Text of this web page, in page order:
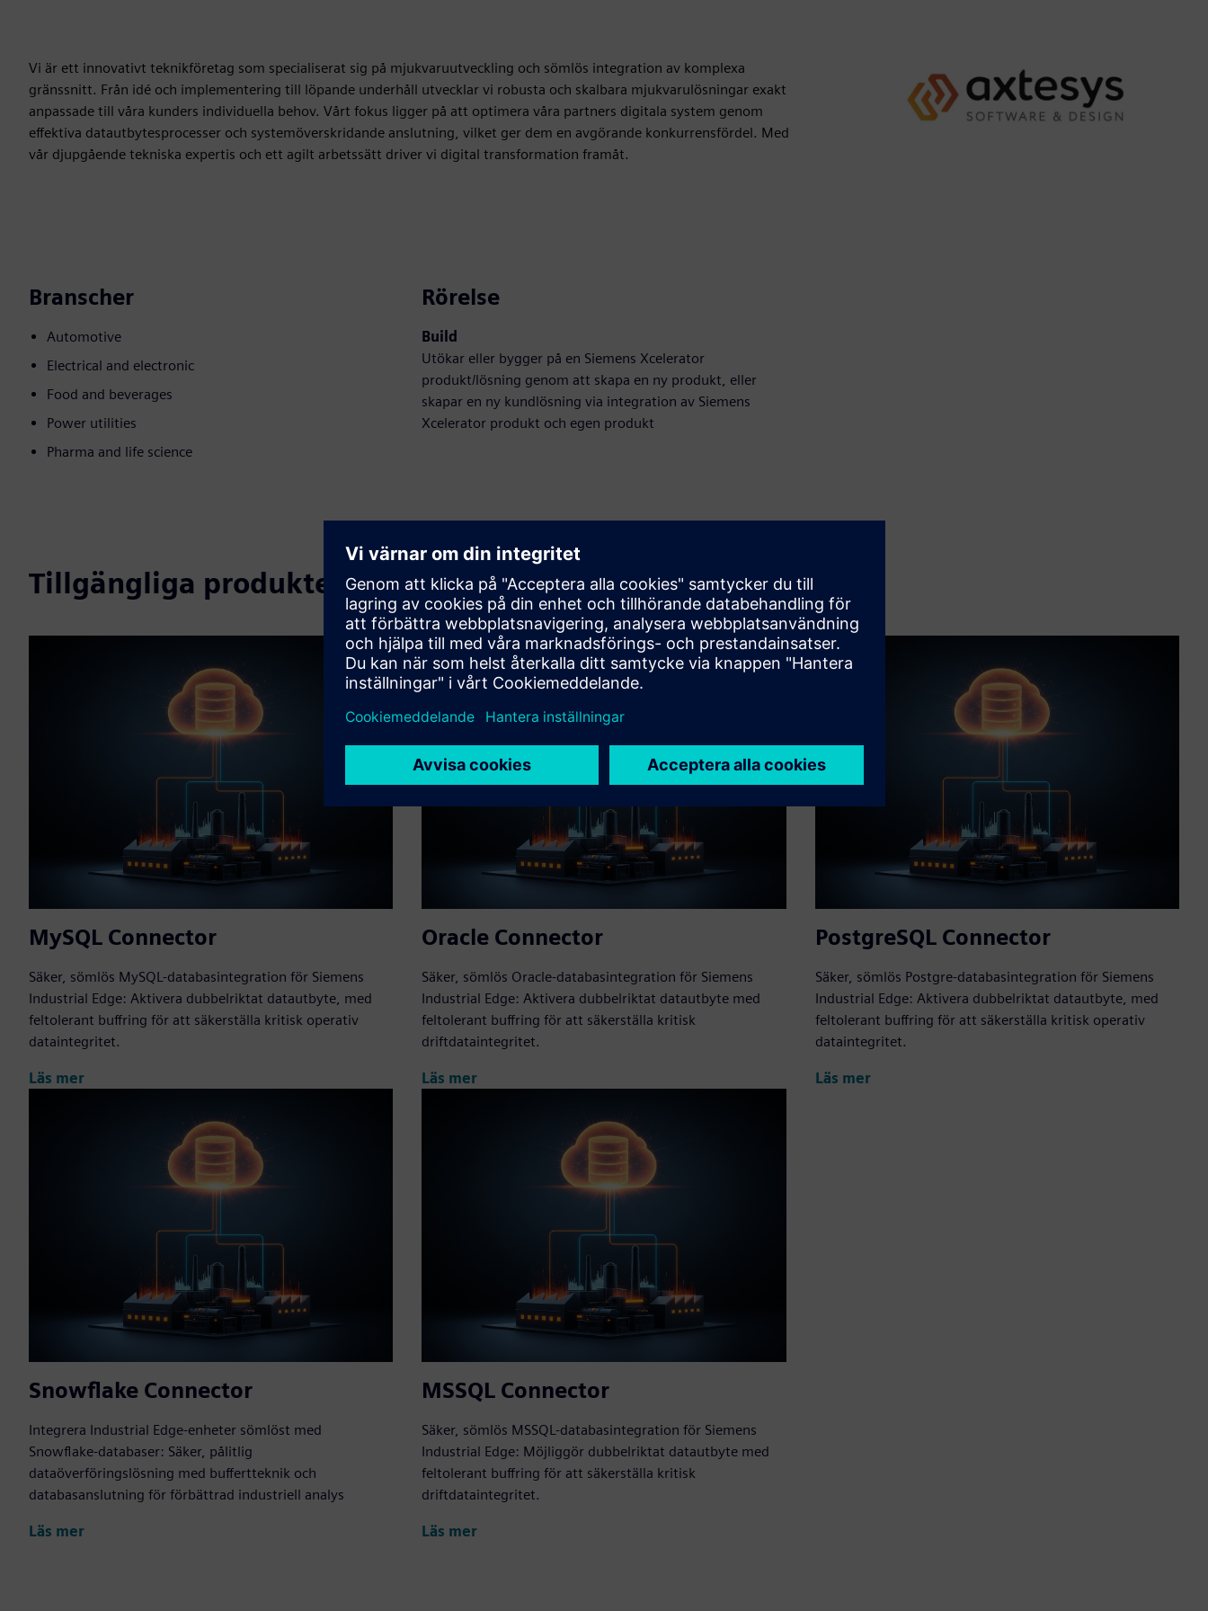
Vi är ett innovativt teknikföretag som specialiserat sig på mjukvaruutveckling och sömlös integration av komplexa
gränssnitt. Från idé och implementering till löpande underhåll utvecklar vi robusta och skalbara mjukvarulösningar exakt
anpassade till våra kunders individuella behov. Vårt fokus ligger på att optimera våra partners digitala system genom
effektiva datautbytesprocesser och systemöverskridande anslutning, vilket ger dem en avgörande konkurrensfördel. Med
vår djupgående tekniska expertis och ett agilt arbetssätt driver vi digital transformation framåt.
Branscher
Automotive
Electrical and electronic
Food and beverages
Power utilities
Pharma and life science
Rörelse
Build
Utökar eller bygger på en Siemens Xcelerator
produkt/lösning genom att skapa en ny produkt, eller
skapar en ny kundlösning via integration av Siemens
Xcelerator produkt och egen produkt
Tillgängliga produkter
MySQL Connector
Säker, sömlös MySQL-databasintegration för Siemens
Industrial Edge: Aktivera dubbelriktat datautbyte, med
feltolerant buffring för att säkerställa kritisk operativ
dataintegritet.
Läs mer
Oracle Connector
Säker, sömlös Oracle-databasintegration för Siemens
Industrial Edge: Aktivera dubbelriktat datautbyte med
feltolerant buffring för att säkerställa kritisk
driftdataintegritet.
Läs mer
PostgreSQL Connector
Säker, sömlös Postgre-databasintegration för Siemens
Industrial Edge: Aktivera dubbelriktat datautbyte, med
feltolerant buffring för att säkerställa kritisk operativ
dataintegritet.
Läs mer
Snowflake Connector
Integrera Industrial Edge-enheter sömlöst med
Snowflake-databaser: Säker, pålitlig
dataöverföringslösning med buffertteknik och
databasanslutning för förbättrad industriell analys
Läs mer
MSSQL Connector
Säker, sömlös MSSQL-databasintegration för Siemens
Industrial Edge: Möjliggör dubbelriktat datautbyte med
feltolerant buffring för att säkerställa kritisk
driftdataintegritet.
Läs mer